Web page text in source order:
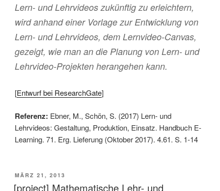
Lern- und Lehrvideos zukünftig zu erleichtern,
wird anhand einer Vorlage zur Entwicklung von
Lern- und Lehrvideos, dem Lernvideo-Canvas,
gezeigt, wie man an die Planung von Lern- und
Lehrvideo-Projekten herangehen kann.
[Entwurf bei ResearchGate]
Referenz: Ebner, M., Schön, S. (2017) Lern- und
Lehrvideos: Gestaltung, Produktion, Einsatz. Handbuch E-
Learning. 71. Erg. Lieferung (Oktober 2017). 4.61. S. 1-14
VERÖFFENTLICHT
AM
MÄRZ 21, 2013
[project] Mathematische Lehr- und